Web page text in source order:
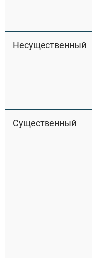
Несущественный
Существенный